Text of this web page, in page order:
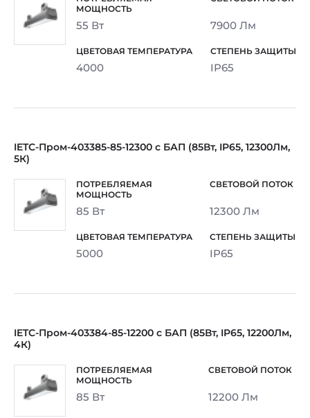
55 Вт 7900 Лм
4000 IP65
IETC-Пром-403385-85-12300 с БАП (85Вт, IP65, 12300Лм,
5К)
85 Вт 12300 Лм
5000 IP65
IETC-Пром-403384-85-12200 с БАП (85Вт, IP65, 12200Лм,
4К)
85 Вт 12200 Лм